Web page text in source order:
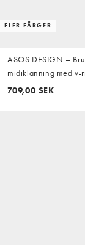
FLER FÄRGER
ASOS DESIGN –
midiklänning med v-
dubbla slitsar
709,00 SEK